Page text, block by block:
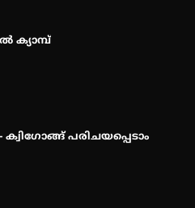
ക്യാമ്പ്
ക്വിഗോങ്ങ് പരിചയപ്പെടാം